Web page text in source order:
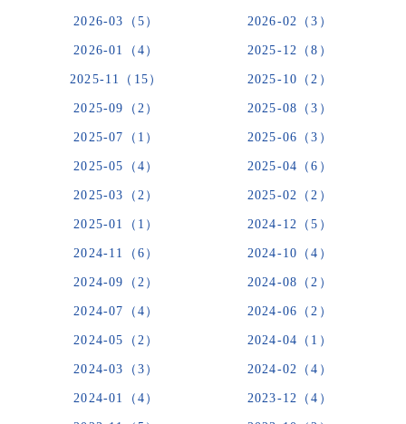
2026-03（5） 2026-02（3）
2026-01（4） 2025-12（8）
2025-11（15） 2025-10（2）
2025-09（2） 2025-08（3）
2025-07（1） 2025-06（3）
2025-05（4） 2025-04（6）
2025-03（2） 2025-02（2）
2025-01（1） 2024-12（5）
2024-11（6） 2024-10（4）
2024-09（2） 2024-08（2）
2024-07（4） 2024-06（2）
2024-05（2） 2024-04（1）
2024-03（3） 2024-02（4）
2024-01（4） 2023-12（4）